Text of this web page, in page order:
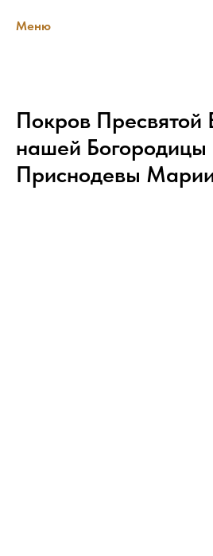
Меню
Покров Пресвятой
нашей Богородицы
Приснодевы